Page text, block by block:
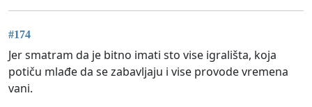
#174
Jer smatram da je bitno imati sto vise igrališta, koja
potiču mlađe da se zabavljaju i vise provode vremena
vani.